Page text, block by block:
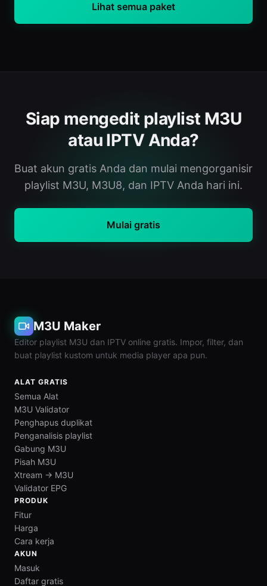
Lihat semua paket
Siap mengedit playlist M3U
atau IPTV Anda?
Buat akun gratis Anda dan mulai mengorganisir
playlist M3U, M3U8, dan IPTV Anda hari ini.
Mulai gratis
M3U Maker
Editor playlist M3U dan IPTV online gratis. Impor, filter, dan
buat playlist kustom untuk media player apa pun.
ALAT GRATIS
Semua Alat
M3U Validator
Penghapus duplikat
Penganalisis playlist
Gabung M3U
Pisah M3U
Xtream → M3U
Validator EPG
PRODUK
Fitur
Harga
Cara kerja
AKUN
Masuk
Daftar gratis